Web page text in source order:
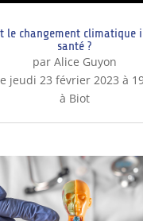
le changement climatique
santé ?
par Alice Guyon
jeudi 23 février 2023 à
à Biot